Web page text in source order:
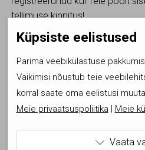
tellimuse kinnitus!
Koolitusel osalemist on õigus
enne koolituse toimumist,
osalustasu tagastatakse.
Küpsiste eelistused
Parima veebikülastuse
Vaikimisi nõustub teie
korral saate oma eelistusi
Meie privaatsuspoliitika
Meie
 Vaata